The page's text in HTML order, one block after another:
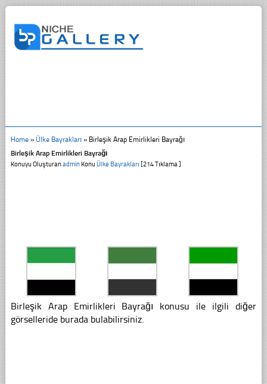
Home» Ülke Bayrakları» Birleşik Arap Emirlikleri Bayrağı
Birleşik Arap Emirlikleri Bayrağı
Konuyu OluşturanadminKonu Ülke Bayrakları [214 Tıklama ]
Birleşik Arap Emirlikleri Bayrağı konusu ile ilgili diğer
görselleride burada bulabilirsiniz.